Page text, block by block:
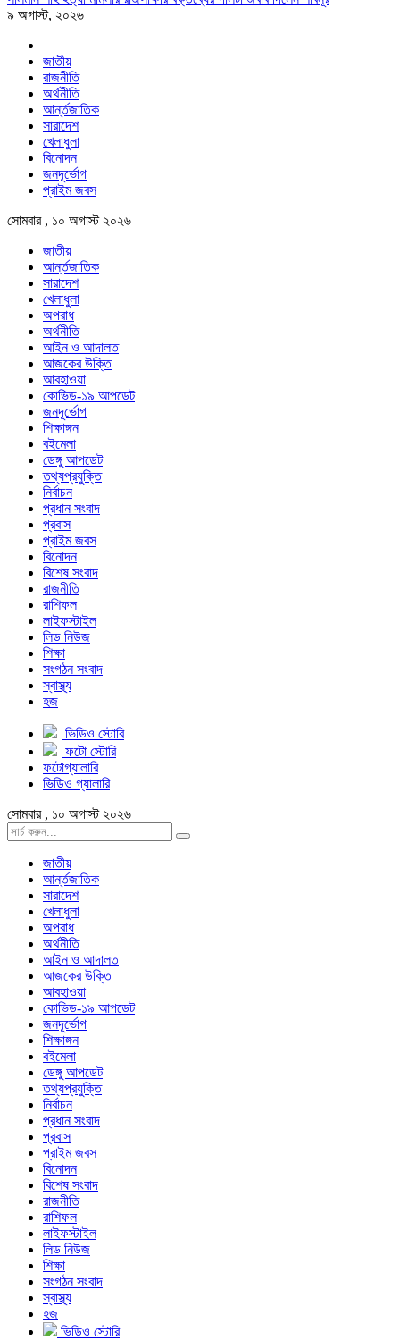
৯ অগাস্ট, ২০২৬
জাতীয়
রাজনীতি
অর্থনীতি
আর্ন্তজাতিক
সারাদেশ
খেলাধুলা
বিনোদন
জনদূর্ভোগ
প্রাইম জবস
সোমবার , ১০ অগাস্ট ২০২৬
জাতীয়
আর্ন্তজাতিক
সারাদেশ
খেলাধুলা
অপরাধ
অর্থনীতি
আইন ও আদালত
আজকের উক্তি
আবহাওয়া
কোভিড-১৯ আপডেট
জনদূর্ভোগ
শিক্ষাঙ্গন
বইমেলা
ডেঙ্গু আপডেট
তথ্যপ্রযুক্তি
নির্বাচন
প্রধান সংবাদ
প্রবাস
প্রাইম জবস
বিনোদন
বিশেষ সংবাদ
রাজনীতি
রাশিফল
লাইফস্টাইল
লিড নিউজ
শিক্ষা
সংগঠন সংবাদ
স্বাস্থ্য
হজ
ভিডিও স্টোরি
ফটো স্টোরি
ফটোগ্যালারি
ভিডিও গ্যালারি
সোমবার , ১০ অগাস্ট ২০২৬
জাতীয়
আর্ন্তজাতিক
সারাদেশ
খেলাধুলা
অপরাধ
অর্থনীতি
আইন ও আদালত
আজকের উক্তি
আবহাওয়া
কোভিড-১৯ আপডেট
জনদূর্ভোগ
শিক্ষাঙ্গন
বইমেলা
ডেঙ্গু আপডেট
তথ্যপ্রযুক্তি
নির্বাচন
প্রধান সংবাদ
প্রবাস
প্রাইম জবস
বিনোদন
বিশেষ সংবাদ
রাজনীতি
রাশিফল
লাইফস্টাইল
লিড নিউজ
শিক্ষা
সংগঠন সংবাদ
স্বাস্থ্য
হজ
ভিডিও স্টোরি